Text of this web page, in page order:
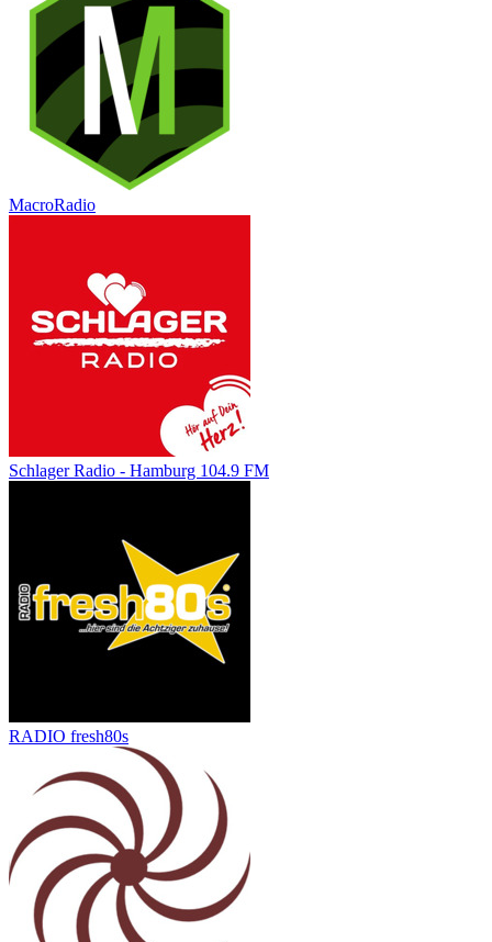
MacroRadio
Schlager Radio - Hamburg 104.9 FM
RADIO fresh80s